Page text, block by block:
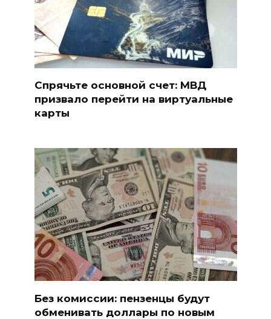
Спрячьте основной счет: МВД
призвало перейти на виртуальные
карты
Без комиссии: пензенцы будут
обменивать доллары по новым